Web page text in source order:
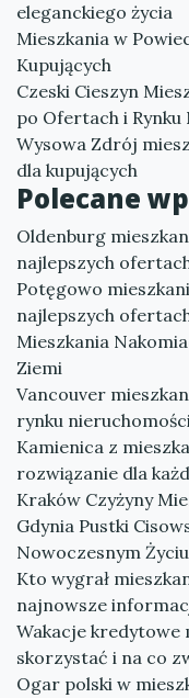
eleganckiego życia
Mieszkania w
Kupujących
Czeski Cieszyn
po Ofertach i
Wysowa Zdrój
dla kupujących
Polecane
Oldenburg
najlepszych
Potęgowo
najlepszych
Mieszkania
Ziemi
Vancouver
rynku
Kamienica z
rozwiązanie dla
Kraków Czyżyny
Gdynia Pustki
Nowoczesnym
Kto wygrał
najnowsze
Wakacje kredytowe
skorzystać i na co
Ogar polski w